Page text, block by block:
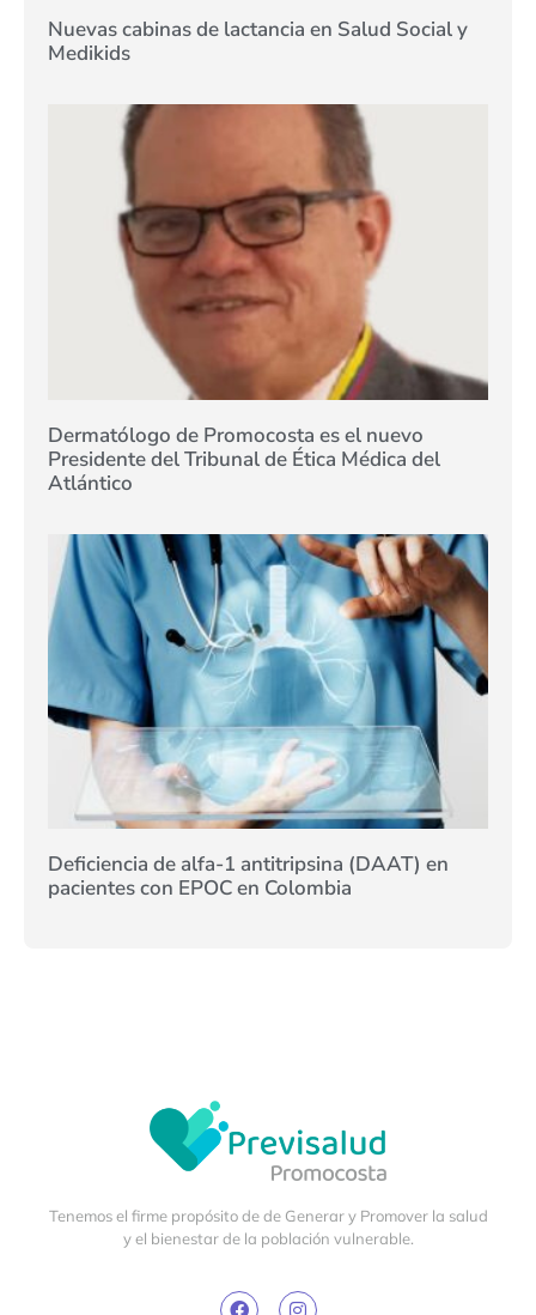
Nuevas cabinas de lactancia en Salud Social y
Medikids
Dermatólogo de Promocosta es el nuevo
Presidente del Tribunal de Ética Médica del
Atlántico
Deficiencia de alfa-1 antitripsina (DAAT) en
pacientes con EPOC en Colombia
Tenemos el firme propósito de de Generar y Promover la salud
y el bienestar de la población vulnerable.